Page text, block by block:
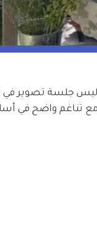
جلسة تصوير في
تناغم واضح في